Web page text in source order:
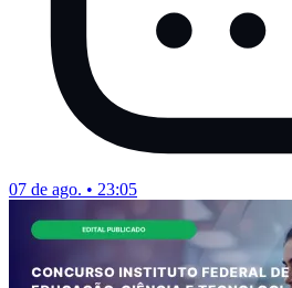
07 de ago. • 23:05